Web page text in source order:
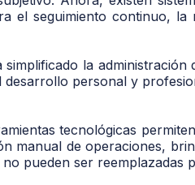
el seguimiento continuo,
simplificado la
desarrollo personal y
tecnológicas
manual de operaciones,
no pueden ser reemplazadas